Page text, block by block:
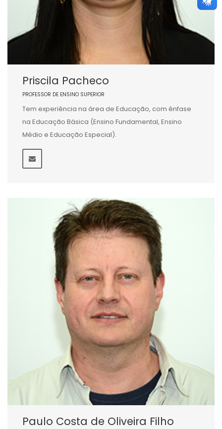
Priscila Pacheco
PROFESSOR DE ENSINO SUPERIOR
Tem experiência na área de Educação, com ênfase
na Educação Básica (Ensino Fundamental, Ensino
Médio e Educação Especial).
Paulo Costa de Oliveira Filho